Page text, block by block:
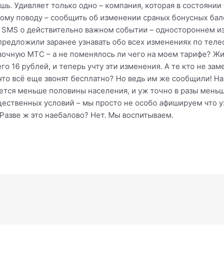
Удивляет только одно – компания, которая в
поводу – сообщить об изменении сраных бонусных
о действительно важном событии – одностороннем
заранее узнавать обо всех изменениях по
МТС – а не поменялось ли чего на моем тарифе?
16 рублей, и теперь учту эти изменения. А те кто не
всё еще звонят бесплатно? Но ведь им же сообщили!
меньше половины населения, и уж точно в разы
условий – мы просто не особо афишируем что
ж это наебалово? Нет. Мы воспитываем.